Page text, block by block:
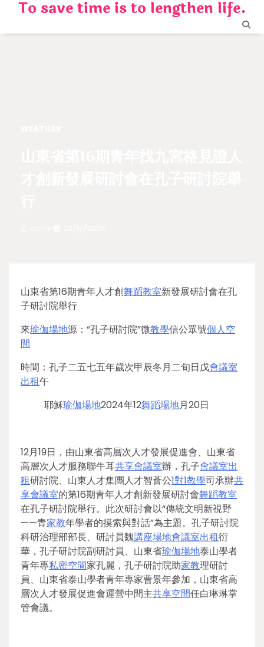
content
To save time is to lengthen life.
山東省第16期青年人才創舞蹈教室新發展研討會在孔
子研討院舉行
來瑜伽場地源：“孔子研討院”微教學信公眾號個人空
間
時間：孔子二五七五年歲次甲辰冬月二旬日戊會議室
出租午
耶穌瑜伽場地2024年12舞蹈場地月20日
12月19日，由山東省高層次人才發展促進會、山東省
高層次人才服務聯牛耳共享會議室辦，孔子會議室出
租研討院、山東人才集團人才智薈公1對1教學司承辦共
享會議室的第16期青年人才創新發展研討會舞蹈教室
在孔子研討院舉行。此次研討會以“傳統文明新視野
——青家教年學者的摸索與對話”為主題。孔子研討院
科研治理部部長、研討員魏講座場地會議室出租衍
華，孔子研討院副研討員、山東省瑜伽場地泰山學者
青年專私密空間家孔麗，孔子研討院助家教理研討
員、山東省泰山學者青年專家曹景年參加，山東省高
層次人才發展促進會運營中間主共享空間任白琳琳掌
管會議。